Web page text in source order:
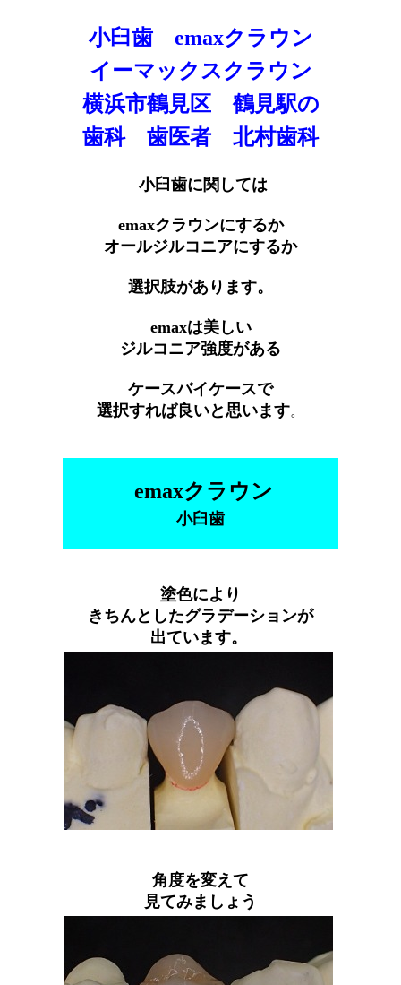
小臼歯 emaxクラウン
イーマックスクラウン
横浜市鶴見区 鶴見駅の
歯科 歯医者 北村歯科
小臼歯に関しては
emaxクラウンにするか
オールジルコニアにするか
選択肢があります。
emaxは美しい
ジルコニア強度がある
ケースバイケースで
選択すれば良いと思います。
emaxクラウン
小臼歯
塗色により
きちんとしたグラデーションが
出ています。
角度を変えて
見てみましょう